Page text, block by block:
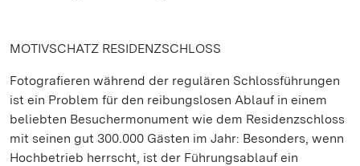
MOTIVSCHATZ RESIDENZSCHLOSS
Fotografieren während der regulären Schlossführungen
ist ein Problem für den reibungslosen Ablauf in einem
beliebten Besuchermonument wie dem Residenzschloss
mit seinen gut 300.000 Gästen im Jahr: Besonders, wenn
Hochbetrieb herrscht, ist der Führungsablauf ein